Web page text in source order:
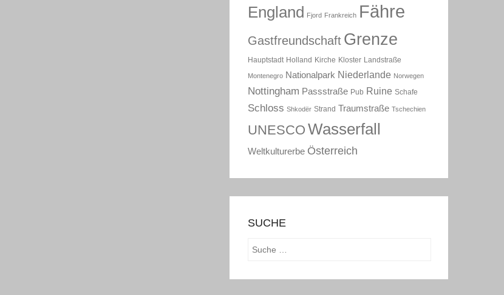
England Fjord Frankreich Fähre
Gastfreundschaft Grenze
Hauptstadt Holland Kirche Kloster Landstraße
Montenegro Nationalpark Niederlande Norwegen
Nottingham Passstraße Pub Ruine Schafe
Schloss Shkodër Strand Traumstraße Tschechien
UNESCO Wasserfall
Weltkulturerbe Österreich
SUCHE
Suchen